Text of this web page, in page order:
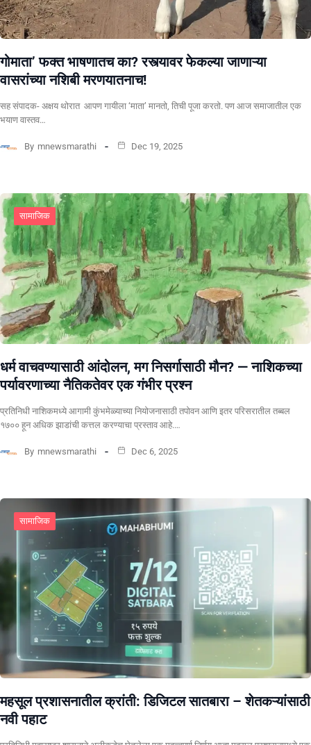
गोमाता’ फक्त भाषणातच का? रस्त्यावर फेकल्या जाणाऱ्या
वासरांच्या नशिबी मरणयातनाच!
सह संपादक- अक्षय थोरात ​ ​आपण गायीला ‘माता’ मानतो, तिची पूजा करतो. पण आज समाजातील एक
भयाण वास्तव…
By mnewsmarathi Dec 19, 2025
सामाजिक
धर्म वाचवण्यासाठी आंदोलन, मग निसर्गासाठी मौन? ​— नाशिकच्या
पर्यावरणाच्या नैतिकतेवर एक गंभीर प्रश्न
प्रतिनिधी ​नाशिकमध्ये आगामी कुंभमेळ्याच्या नियोजनासाठी तपोवन आणि इतर परिसरातील तब्बल
१७०० हून अधिक झाडांची कत्तल करण्याचा प्रस्ताव आहे.…
By mnewsmarathi Dec 6, 2025
सामाजिक
महसूल प्रशासनातील क्रांती: डिजिटल सातबारा – शेतकऱ्यांसाठी
नवी पहाट